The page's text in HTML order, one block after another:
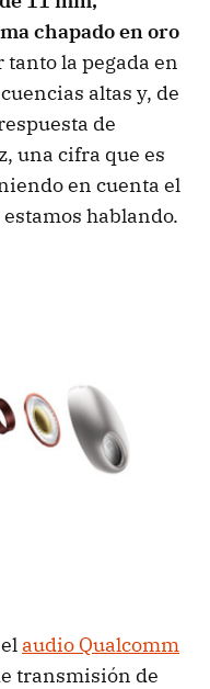
chapado en oro
la pegada en
altas y, de
de
una cifra que es
en cuenta el
hablando.
audio Qualcomm
transmisión de